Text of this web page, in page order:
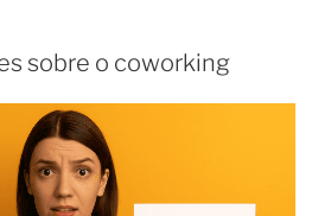
sobre o coworking